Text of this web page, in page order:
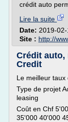
crédit auto
Lire la suite
Date: 2019-
Site : http://
Crédit auto,
Credit
Le meilleur
Type de projet
leasing
Coût en Chf
35'000 40'000